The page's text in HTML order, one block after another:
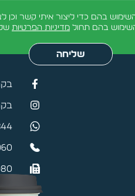
בהם כדי ליצור איתי קשר וכן
בהם תחול מדיניות הפרטיות
שליחה